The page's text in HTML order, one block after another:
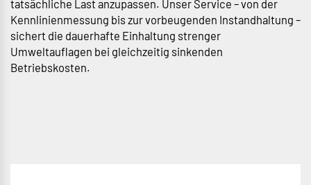
tatsächliche Last anzupassen. Unser Service – von der
Kennlinienmessung bis zur vorbeugenden Instandhaltung –
sichert die dauerhafte Einhaltung strenger
Umweltauflagen bei gleichzeitig sinkenden
Betriebskosten.